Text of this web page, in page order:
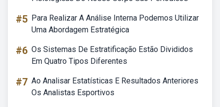
#5 Para Realizar A Análise Interna Podemos Utilizar
Uma Abordagem Estratégica
#6 Os Sistemas De Estratificação Estão Divididos
Em Quatro Tipos Diferentes
#7 Ao Analisar Estatísticas E Resultados Anteriores
Os Analistas Esportivos